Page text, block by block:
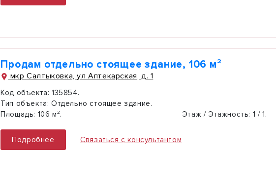
Продам отдельно стоящее здание, 106 м²
мкр Салтыковка, ул Аптекарская, д. 1
Код объекта: 135854.
Тип объекта: Отдельно стоящее здание.
Площадь: 106 м². Этаж / Этажность: 1 / 1.
Подробнее Связаться с консультантом